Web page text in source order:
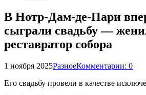
В Нотр-Дам-де-Пари
сыграли свадьбу —
реставратор собора
1 ноября 2025РазноеКомментарии: 0
Его свадьбу провели в качестве